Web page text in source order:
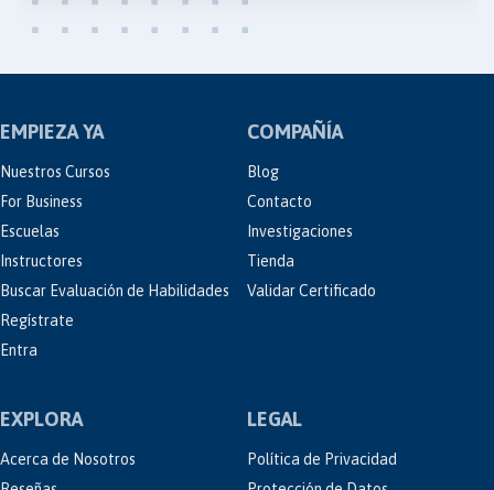
EMPIEZA YA
Nuestros Cursos
For Business
Escuelas
Instructores
Buscar Evaluación de Habilidades
Regístrate
Entra
COMPAÑÍA
Blog
Contacto
Investigaciones
Tienda
Validar Certificado
EXPLORA
Acerca de Nosotros
LEGAL
Política de Privacidad